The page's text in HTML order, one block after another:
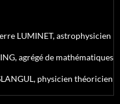
LUMINET, astrophysicien
agrégé de mathématiques
physicien théoricien